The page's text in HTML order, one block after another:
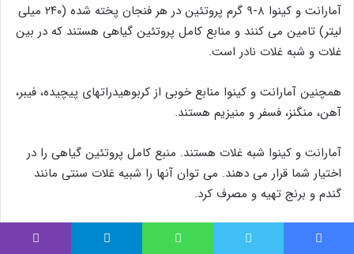
آمارانت و کینوا ۸-۹ گرم پروتئین در هر فنجان پخته شده (۲۴۰ میلی
لیتر) تامین می کنند و منابع کامل پروتئین گیاهی هستند که در بین
غلات و شبه غلات نادر است.
همچنین آمارانت و کینوا منابع خوبی از کربوهیدراتهای پیچیده، فیبر،
آهن، منگنز، فسفر و منیزیم هستند.
آمارانت و کینوا شبه غلات هستند. منبع کامل پروتئین گیاهی را در
اختیار شما قرار می دهند. می توان آنها را شبیه غلات سنتی مانند
گندم و برنج تهیه و مصرف کرد.
بهترین پروتئین گیاهی جایگزین